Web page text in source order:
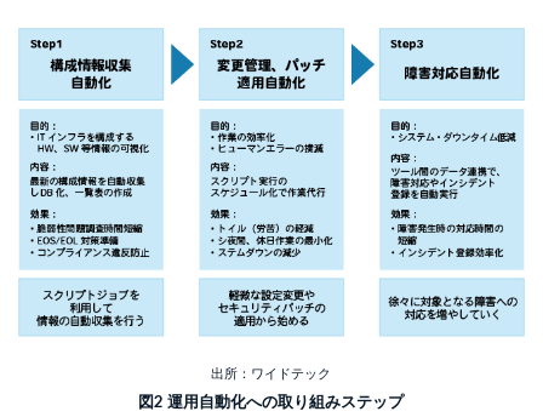
出所：ワイドテック
図2 運用自動化への取り組みステップ